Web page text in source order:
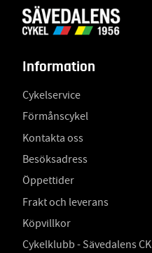
Information
Cykelservice
Förmånscykel
Kontakta oss
Besöksadress
Öppettider
Frakt och leverans
Köpvillkor
Cykelklubb - Sävedalens CK